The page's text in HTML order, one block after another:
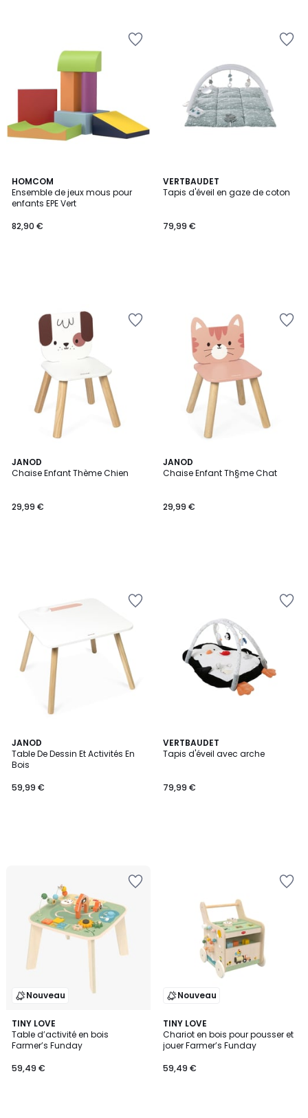
HOMCOM
Ensemble de jeux mous pour
enfants EPE Vert
82,90 €
VERTBAUDET
Tapis d'éveil en gaze de coton
79,99 €
JANOD
Chaise Enfant Thème Chien
29,99 €
JANOD
Chaise Enfant Th§me Chat
29,99 €
JANOD
Table De Dessin Et Activités En
Bois
59,99 €
VERTBAUDET
Tapis d'éveil avec arche
79,99 €
Nouveau
TINY LOVE
Table d’activité en bois
Farmer’s Funday
59,49 €
Nouveau
TINY LOVE
Chariot en bois pour pousser et
jouer Farmer’s Funday
59,49 €